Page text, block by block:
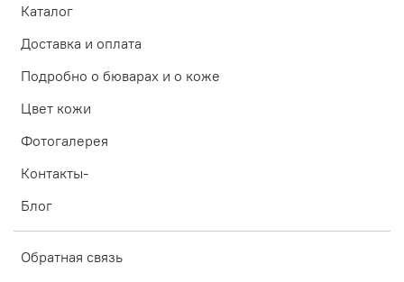
Каталог
Доставка и оплата
Подробно о бюварах и о коже
Цвет кожи
Фотогалерея
Контакты-
Блог
Обратная связь